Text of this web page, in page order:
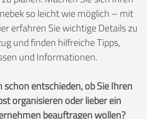
so leicht wie möglich – mit
erfahren Sie wichtige Details zu
und finden hilfreiche Tipps,
und Informationen.
schon entschieden, ob Sie Ihren
organisieren oder lieber ein
beauftragen wollen?